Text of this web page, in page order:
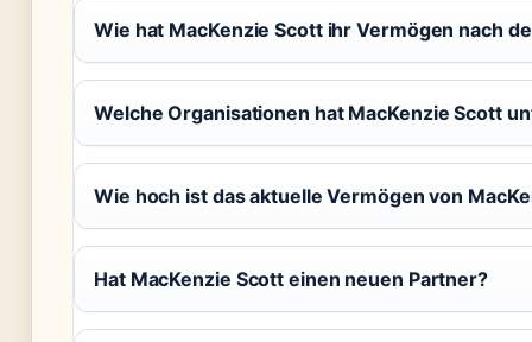
Wie hat MacKenzie Scott ihr Vermögen nach
Welche Organisationen hat MacKenzie Scott
Wie hoch ist das aktuelle Vermögen von
Hat MacKenzie Scott einen neuen Partner?